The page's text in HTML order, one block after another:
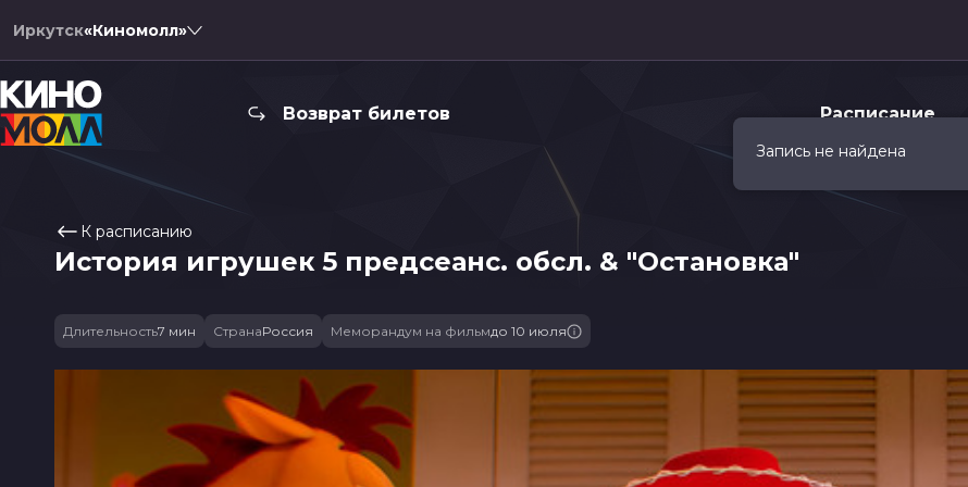
Иркутск«Киномолл»
Возврат билетов Расписание
К расписанию
История игрушек 5 предсеанс. обсл. & "Остановка"
Длительность7 мин СтранаРоссия Меморандум на фильмдо 10 июля
Запись не найдена